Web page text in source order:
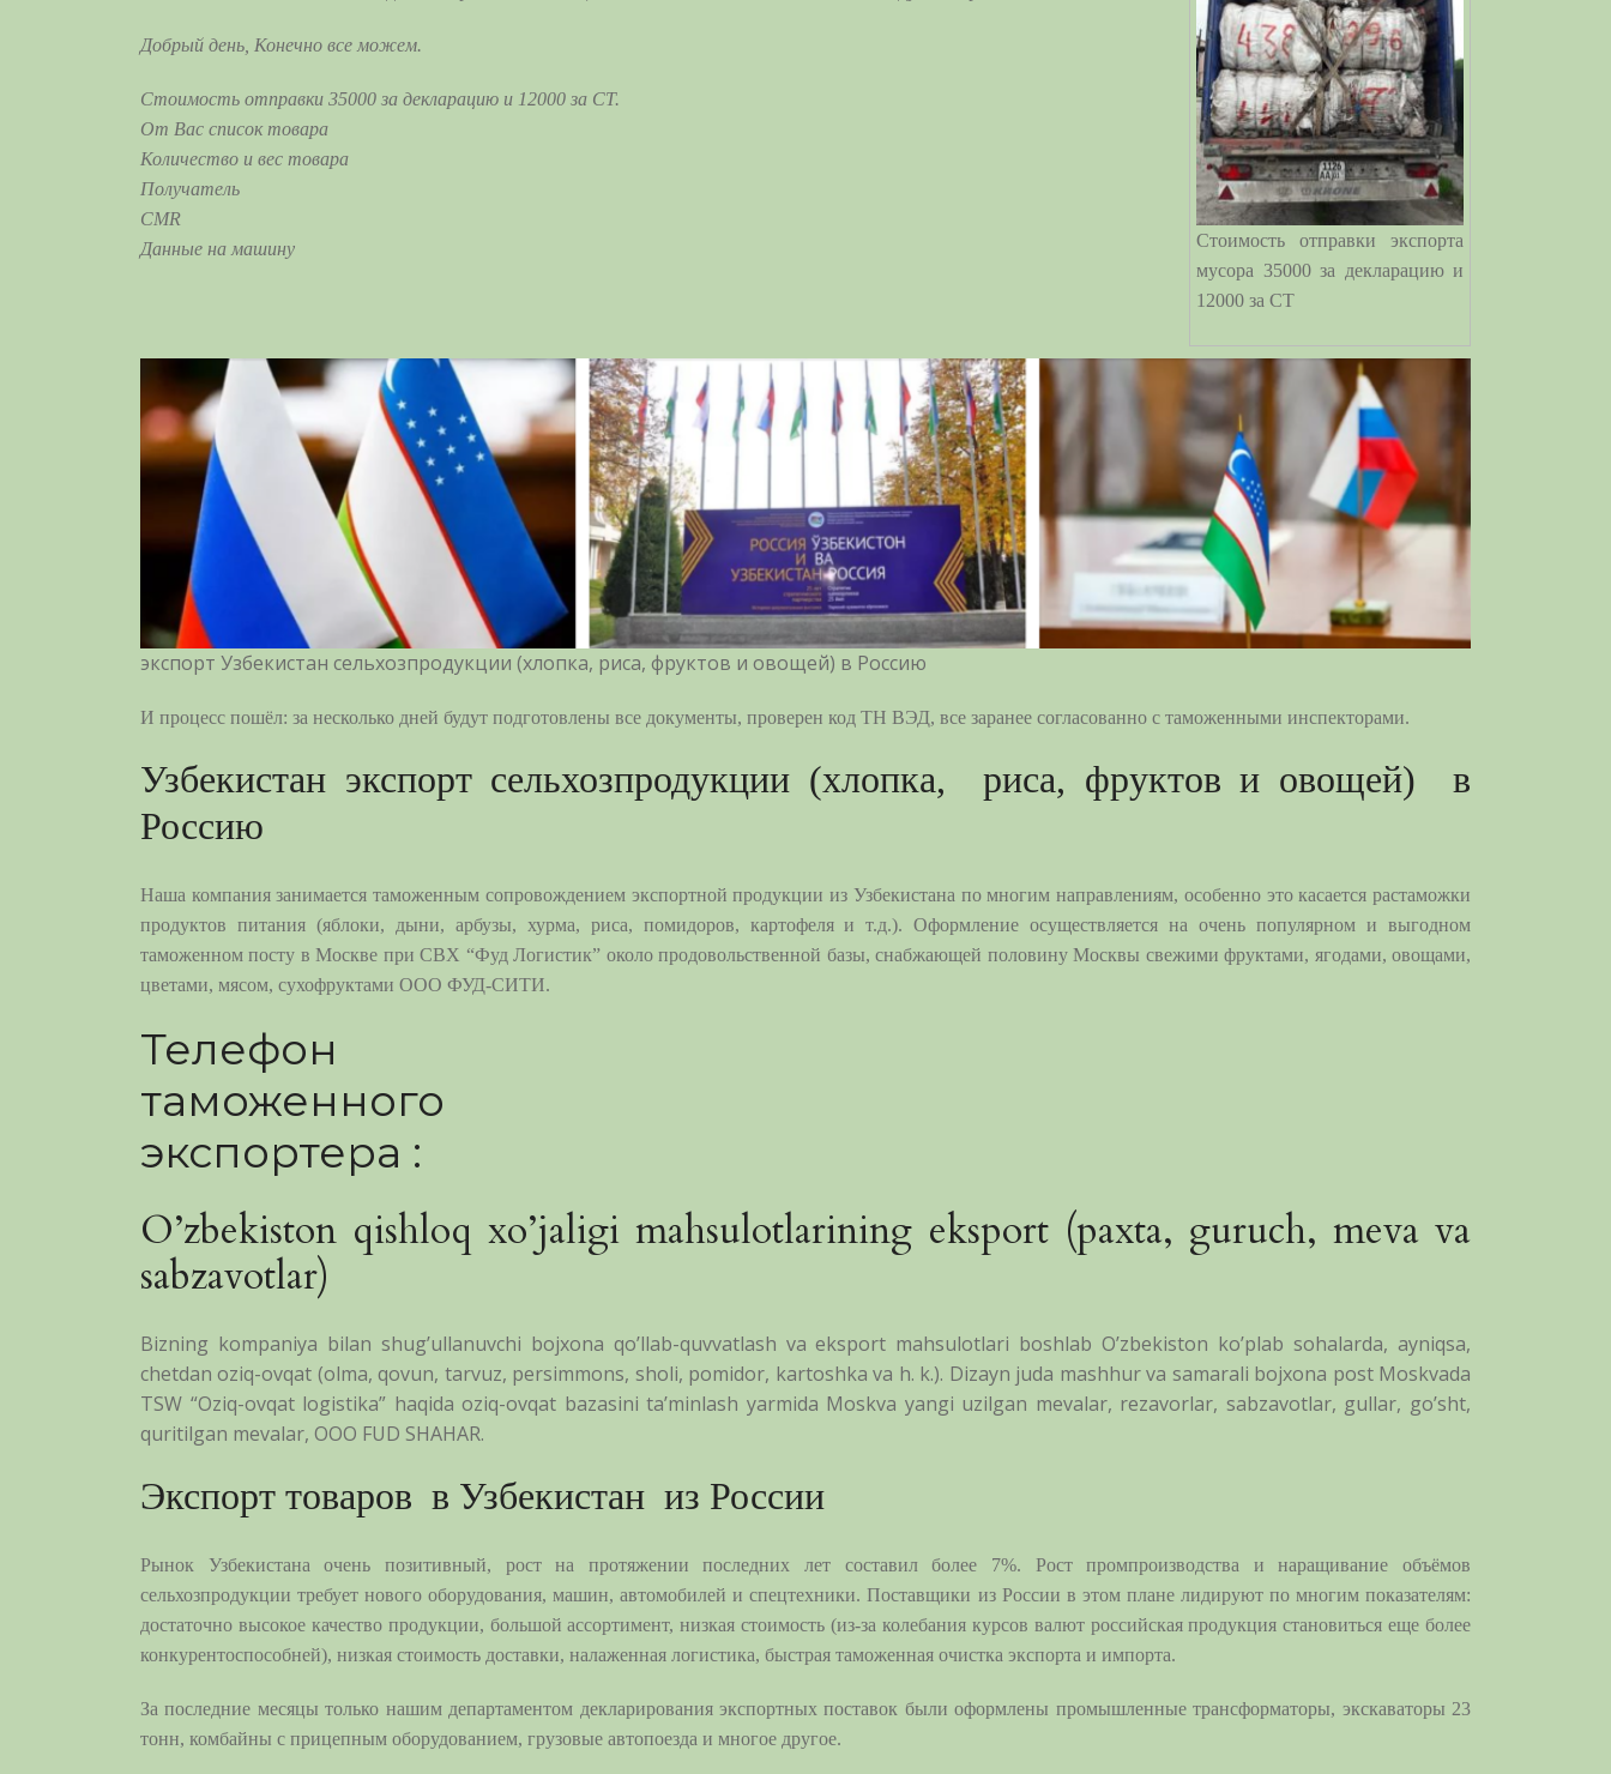
Стоимость отправки экспорта
мусора 35000 за декларацию и
12000 за СТ
Добрый день, Конечно все можем.
Стоимость отправки 35000 за декларацию и 12000 за СТ.
От Вас список товара
Количество и вес товара
Получатель
CMR
Данные на машину
экспорт Узбекистан сельхозпродукции (хлопка, риса, фруктов и овощей) в Россию
И процесс пошёл: за несколько дней будут подготовлены все документы, проверен код ТН ВЭД, все заранее согласованно с таможенными инспекторами.
Узбекистан экспорт сельхозпродукции (хлопка, риса, фруктов и овощей) в
Россию
Наша компания занимается таможенным сопровождением экспортной продукции из Узбекистана по многим направлениям, особенно это касается растаможки
продуктов питания (яблоки, дыни, арбузы, хурма, риса, помидоров, картофеля и т.д.). Оформление осуществляется на очень популярном и выгодном
таможенном посту в Москве при СВХ “Фуд Логистик” около продовольственной базы, снабжающей половину Москвы свежими фруктами, ягодами, овощами,
цветами, мясом, сухофруктами ООО ФУД-СИТИ.
Телефон
таможенного
экспортера :
O’zbekiston qishloq xo’jaligi mahsulotlarining eksport (paxta, guruch, meva va
sabzavotlar)
Bizning kompaniya bilan shug’ullanuvchi bojxona qo’llab-quvvatlash va eksport mahsulotlari boshlab O’zbekiston ko’plab sohalarda, ayniqsa,
chetdan oziq-ovqat (olma, qovun, tarvuz, persimmons, sholi, pomidor, kartoshka va h. k.). Dizayn juda mashhur va samarali bojxona post Moskvada
TSW “Oziq-ovqat logistika” haqida oziq-ovqat bazasini ta’minlash yarmida Moskva yangi uzilgan mevalar, rezavorlar, sabzavotlar, gullar, go’sht,
quritilgan mevalar, OOO FUD SHAHAR.
Экспорт товаров в Узбекистан из России
Рынок Узбекистана очень позитивный, рост на протяжении последних лет составил более 7%. Рост промпроизводства и наращивание объёмов
сельхозпродукции требует нового оборудования, машин, автомобилей и спецтехники. Поставщики из России в этом плане лидируют по многим показателям:
достаточно высокое качество продукции, большой ассортимент, низкая стоимость (из-за колебания курсов валют российская продукция становиться еще более
конкурентоспособней), низкая стоимость доставки, налаженная логистика, быстрая таможенная очистка экспорта и импорта.
За последние месяцы только нашим департаментом декларирования экспортных поставок были оформлены промышленные трансформаторы, экскаваторы 23
тонн, комбайны с прицепным оборудованием, грузовые автопоезда и многое другое.